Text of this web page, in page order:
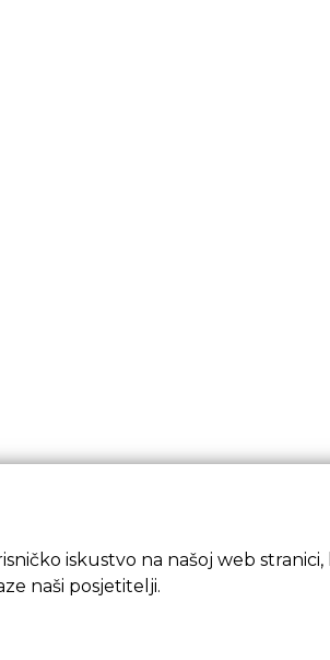
iskustvo na našoj web
naši posjetitelji.